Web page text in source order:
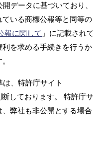
データに基づいており、
いる商標公報等と同等の
報に関して 」に記載されて
を求める手続きを行うか
、特許庁サイト
しております。 特許庁サ
弊社も非公開とする場合